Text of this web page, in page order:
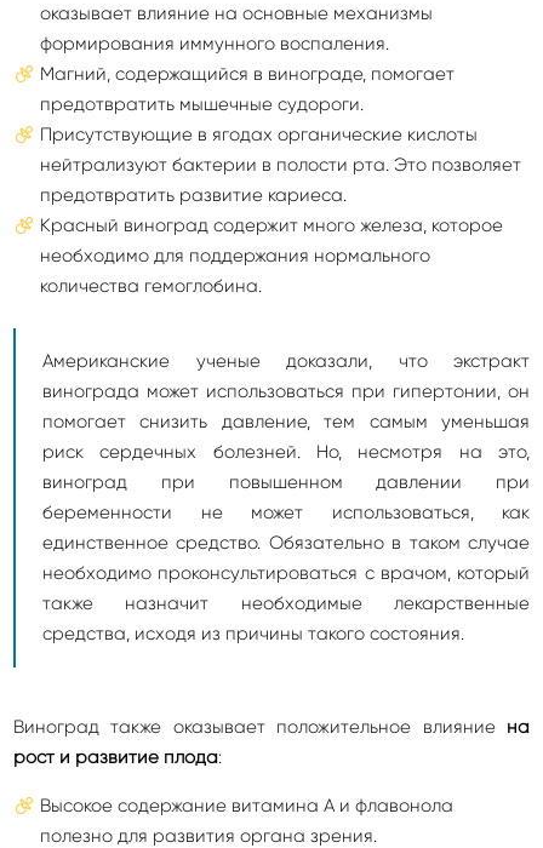
оказывает влияние на основные механизмы
формирования иммунного воспаления.
Магний, содержащийся в винограде, помогает
предотвратить мышечные судороги.
Присутствующие в ягодах органические кислоты
нейтрализуют бактерии в полости рта. Это позволяет
предотвратить развитие кариеса.
Красный виноград содержит много железа, которое
необходимо для поддержания нормального
количества гемоглобина.
Американские ученые доказали, что экстракт
винограда может использоваться при гипертонии, он
помогает снизить давление, тем самым уменьшая
риск сердечных болезней. Но, несмотря на это,
виноград при повышенном давлении при
беременности не может использоваться, как
единственное средство. Обязательно в таком случае
необходимо проконсультироваться с врачом, который
также назначит необходимые лекарственные
средства, исходя из причины такого состояния.
Виноград также оказывает положительное влияние на
рост и развитие плода:
Высокое содержание витамина А и флавонола
полезно для развития органа зрения.